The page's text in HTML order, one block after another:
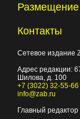
Контакты
Сетевое издание
Адрес редакции:
Шилова, д. 100
+7 (3022) 32-55-66
info@zab.ru
Главный